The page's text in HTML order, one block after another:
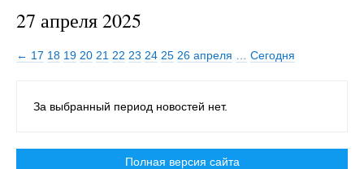
27 апреля 2025
← 17 18 19 20 21 22 23 24 25 26 апреля Сегодня
За выбранный период новостей нет.
Полная версия сайта